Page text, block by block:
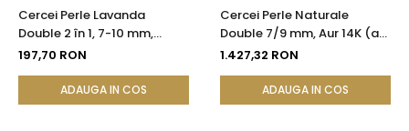
Cercei Perle Lavanda
Double 2 în 1, 7-10 mm,
Argint 925 Placat cu Platină
197,70 RON
ADAUGA IN COS
Cercei Perle Naturale
Double 7/9 mm, Aur 14K (aur
585), Versatili 2 în 1 |
1.427,32 RON
ADAUGA IN COS